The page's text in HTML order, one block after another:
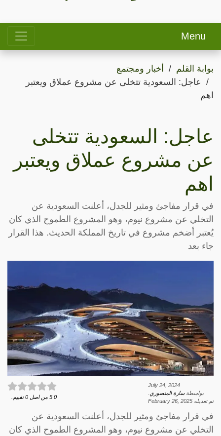
Menu
بوابة القلم
أخبار ومجتمع
عاجل: السعودية تتخلى عن مشروع عملاق ويعتبر
اهم
عاجل: السعودية تتخلى
عن مشروع عملاق ويعتبر
اهم
في قرار مفاجئ ومثير للجدل، أعلنت السعودية عن
التخلي عن مشروع نيوم، وهو المشروع الطموح الذي كان
يُعتبر أضخم مشروع في تاريخ المملكة الحديث. هذا القرار
جاء بعد
July 24, 2024
بواسطةسارة المنصوري
تم تعديله February 26, 2025
0
5 من اصل 0 تقييم.
في قرار مفاجئ ومثير للجدل، أعلنت السعودية عن
التخلي عن مشروع نيوم، وهو المشروع الطموح الذي كان